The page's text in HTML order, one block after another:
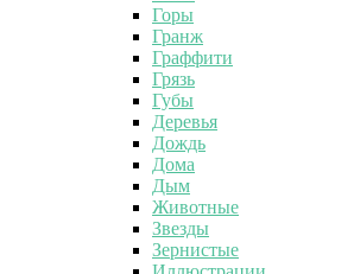
Горы
Гранж
Граффити
Грязь
Губы
Деревья
Дождь
Дома
Дым
Животные
Звезды
Зернистые